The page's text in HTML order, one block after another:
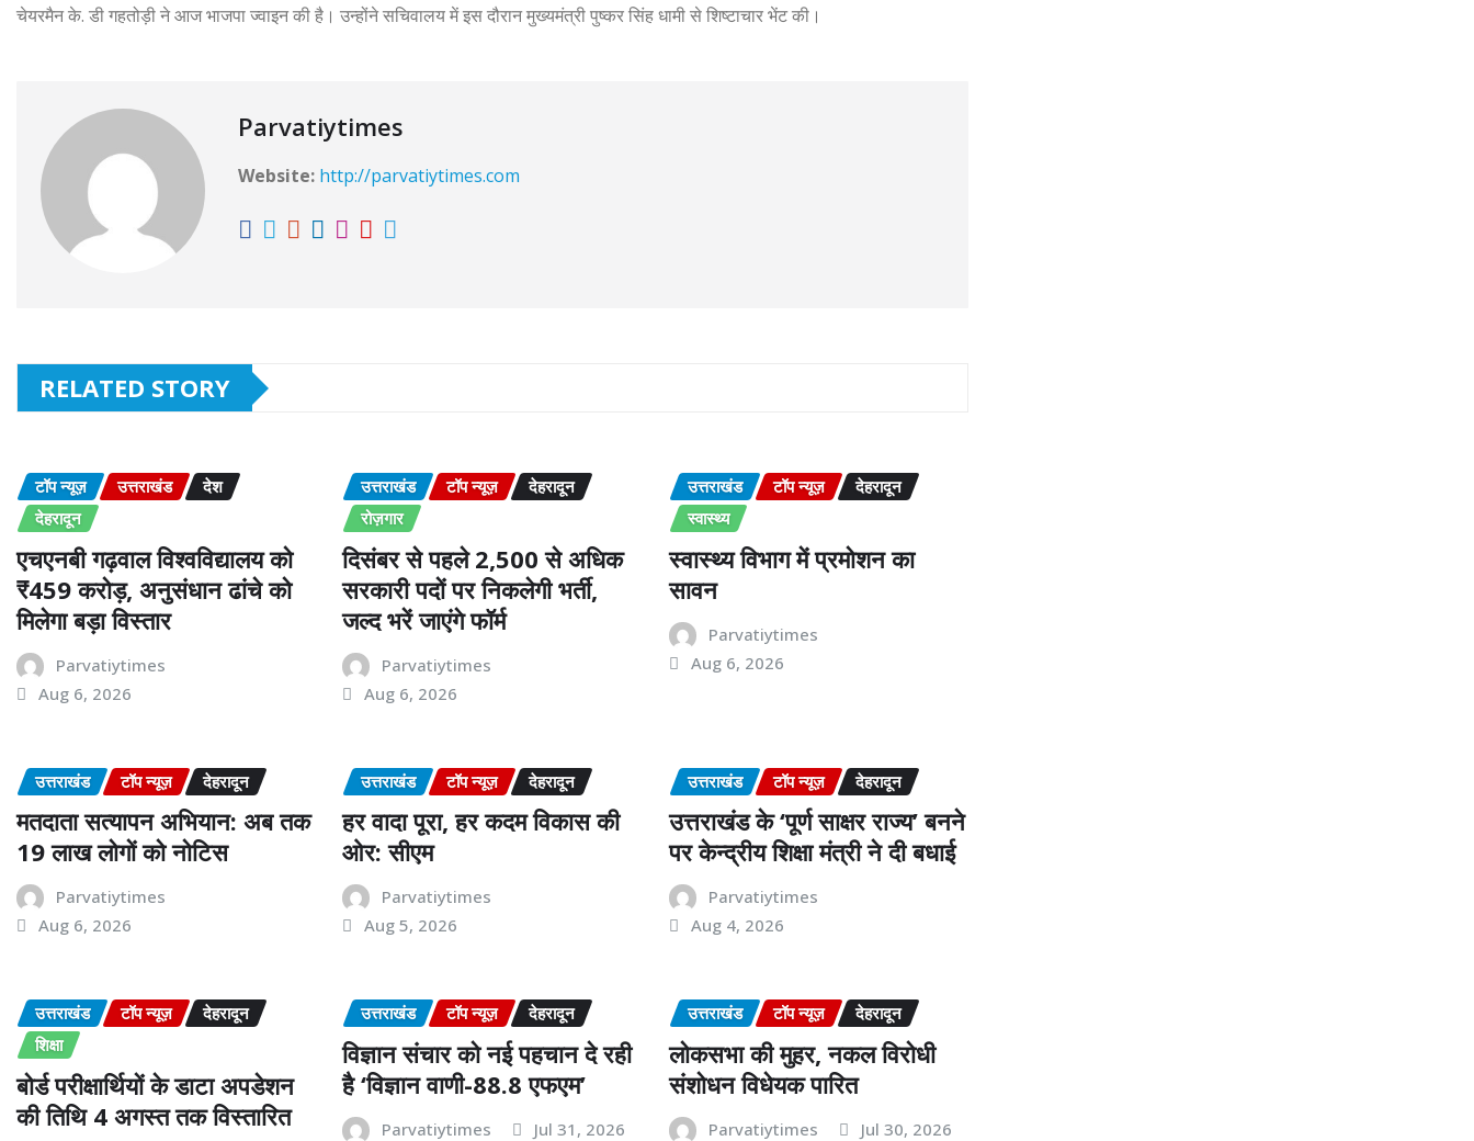
चेयरमैन के. डी गहतोड़ी ने आज भाजपा ज्वाइन की है। उन्होंने सचिवालय में इस दौरान मुख्यमंत्री पुष्कर सिंह धामी से शिष्टाचार भेंट की।
Parvatiytimes
Website: http://parvatiytimes.com
RELATED STORY
टॉप न्यूज़ उत्तराखंड
देश
देहरादून
एचएनबी गढ़वाल विश्वविद्यालय को
₹459 करोड़, अनुसंधान ढांचे को
मिलेगा बड़ा विस्तार
Parvatiytimes
Aug 6, 2026
उत्तराखंड टॉप न्यूज़
देहरादून
रोज़गार
दिसंबर से पहले 2,500 से अधिक
सरकारी पदों पर निकलेगी भर्ती,
जल्द भरें जाएंगे फॉर्म
Parvatiytimes
Aug 6, 2026
उत्तराखंड टॉप न्यूज़
देहरादून
स्वास्थ्य
स्वास्थ्य विभाग में प्रमोशन का
सावन
Parvatiytimes
Aug 6, 2026
उत्तराखंड टॉप न्यूज़ देहरादून
मतदाता सत्यापन अभियान: अब तक
19 लाख लोगों को नोटिस
Parvatiytimes
Aug 6, 2026
उत्तराखंड टॉप न्यूज़ देहरादून
हर वादा पूरा, हर कदम विकास की
ओर: सीएम
Parvatiytimes
Aug 5, 2026
उत्तराखंड टॉप न्यूज़ देहरादून
उत्तराखंड के ‘पूर्ण साक्षर राज्य’ बनने
पर केन्द्रीय शिक्षा मंत्री ने दी बधाई
Parvatiytimes
Aug 4, 2026
उत्तराखंड टॉप न्यूज़
देहरादून
शिक्षा
बोर्ड परीक्षार्थियों के डाटा अपडेशन
की तिथि 4 अगस्त तक विस्तारित
उत्तराखंड टॉप न्यूज़ देहरादून
विज्ञान संचार को नई पहचान दे रही
है ‘विज्ञान वाणी-88.8 एफएम’
Parvatiytimes Jul 31, 2026
उत्तराखंड टॉप न्यूज़ देहरादून
लोकसभा की मुहर, नकल विरोधी
संशोधन विधेयक पारित
Parvatiytimes Jul 30, 2026